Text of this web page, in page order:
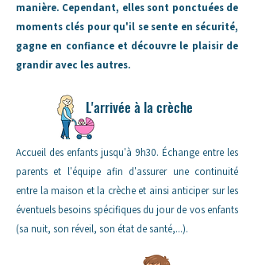
manière. Cependant, elles sont ponctuées de
moments clés pour qu'il se sente en sécurité,
gagne en confiance et découvre le plaisir de
grandir avec les autres.
L'arrivée à la crèche
Accueil des enfants jusqu'à 9h30. Échange entre les
parents et l'équipe afin d'assurer une continuité
entre la maison et la crèche et ainsi anticiper sur les
éventuels besoins spécifiques du jour de vos enfants
(sa nuit, son réveil, son état de santé,...).